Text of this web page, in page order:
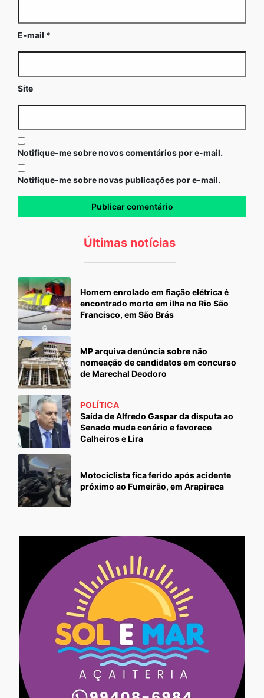
E-mail *
Site
Notifique-me sobre novos comentários por e-mail.
Notifique-me sobre novas publicações por e-mail.
Últimas notícias
Homem enrolado em fiação elétrica é
encontrado morto em ilha no Rio São
Francisco, em São Brás
MP arquiva denúncia sobre não
nomeação de candidatos em concurso
de Marechal Deodoro
POLÍTICA
Saída de Alfredo Gaspar da disputa ao
Senado muda cenário e favorece
Calheiros e Lira
Motociclista fica ferido após acidente
próximo ao Fumeirão, em Arapiraca